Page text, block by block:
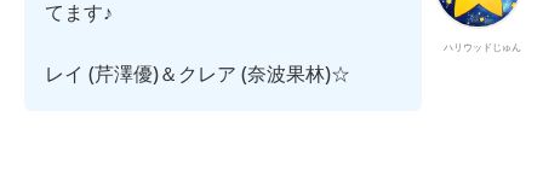
ハリウッドじゅん
てます♪
レイ (芹澤優)＆クレア (奈波果林)☆